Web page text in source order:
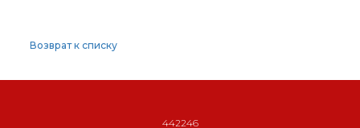
Возврат к списку
442246